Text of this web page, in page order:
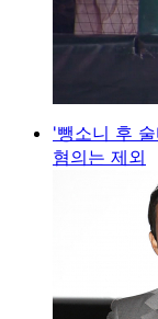
'뺑소니 후
혐의는 제외